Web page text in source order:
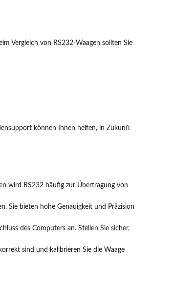
Vergleich von RS232-Waagen sollten Sie
können Ihnen helfen, in Zukunft
wird RS232 häufig zur Übertragung von
Sie bieten hohe Genauigkeit und Präzision
des Computers an. Stellen Sie sicher,
sind und kalibrieren Sie die Waage